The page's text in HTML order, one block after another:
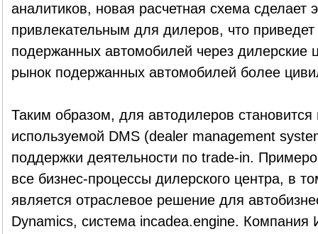
аналитиков, новая расчетная схема сделает
привлекательным для дилеров, что
подержанных автомобилей через дилерские
рынок подержанных автомобилей более
Таким образом, для автодилеров
используемой DMS (dealer management
поддержки деятельности по trade-in.
все бизнес-процессы дилерского центра, в
является отраслевое решение для
Dynamics, система incadea.engine. Компания